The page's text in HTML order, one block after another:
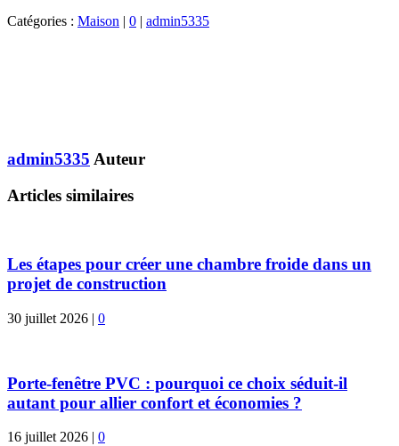
Catégories : Maison | 0 | admin5335
admin5335 Auteur
Articles similaires
Les étapes pour créer une chambre froide dans un
projet de construction
30 juillet 2026 | 0
Porte-fenêtre PVC : pourquoi ce choix séduit-il
autant pour allier confort et économies ?
16 juillet 2026 | 0